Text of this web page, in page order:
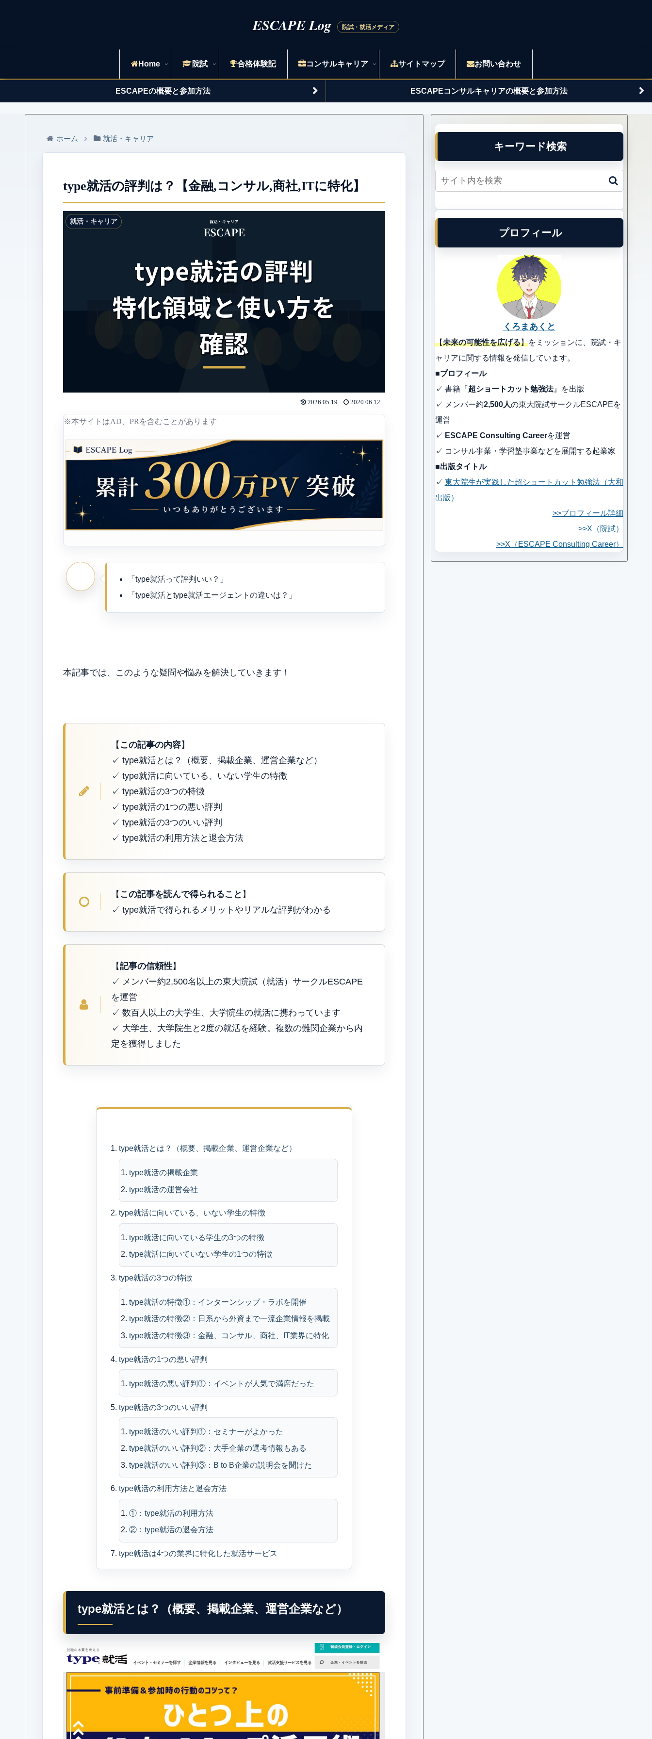
Home 院試 合格体験記 コンサルキャリア サイトマップ お問い合わせ
ESCAPEの概要と参加方法 ESCAPEコンサルキャリアの概要と参加方法
ホーム 就活・キャリア
type就活の評判は？【金融,コンサル,商社,ITに特化】
就活・キャリア
2026.05.19 2020.06.12
※本サイトはAD、PRを含むことがあります
「type就活って評判いい？」
「type就活とtype就活エージェントの違いは？」
本記事では、このような疑問や悩みを解決していきます！
【 この記事の内容】
✓ type就活とは？（概要、掲載企業、運営企業など）
✓ type就活に向いている、いない学生の特徴
✓ type就活の3つの特徴
✓ type就活の1つの悪い評判
✓ type就活の3つのいい評判
✓ type就活の利用方法と退会方法
【 この記事を読んで得られること 】
✓ type就活で得られるメリットやリアルな評判がわかる
【記事の信頼性】
✓ メンバー約2,500名以上の東大院試（就活）サークルESCAPE
を運営
✓ 数百人以上の大学生、大学院生の就活に携わっています
✓ 大学生、大学院生と2度の就活を経験。複数の難関企業から内
定を獲得しました
type就活とは？（概要、掲載企業、運営企業など）
type就活の掲載企業
type就活の運営会社
type就活に向いている、いない学生の特徴
type就活に向いている学生の3つの特徴
type就活に向いていない学生の1つの特徴
type就活の3つの特徴
type就活の特徴①：インターンシップ・ラボを開催
type就活の特徴②：日系から外資まで一流企業情報を掲載
type就活の特徴③：金融、コンサル、商社、IT業界に特化
type就活の1つの悪い評判
type就活の悪い評判①：イベントが人気で満席だった
type就活の3つのいい評判
type就活のいい評判①：セミナーがよかった
type就活のいい評判②：大手企業の選考情報もある
type就活のいい評判③：B to B企業の説明会を聞けた
type就活の利用方法と退会方法
①：type就活の利用方法
②：type就活の退会方法
type就活は4つの業界に特化した就活サービス
type就活とは？（概要、掲載企業、運営企業など）
キーワード検索
プロフィール
くろまあくと
【未来の可能性を広げる】をミッションに、院試・キ
ャリアに関する情報を発信しています。
■プロフィール
✓ 書籍『超ショートカット勉強法』を出版
✓ メンバー約2,500人の東大院試サークルESCAPEを
運営
✓ ESCAPE Consulting Careerを運営
✓ コンサル事業・学習塾事業などを展開する起業家
■出版タイトル
✓ 東大院生が実践した超ショートカット勉強法（大和
出版）
>>プロフィール詳細
>>X（院試）
>>X（ESCAPE Consulting Career）